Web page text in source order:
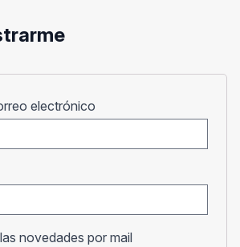
electrónico
novedades por mail